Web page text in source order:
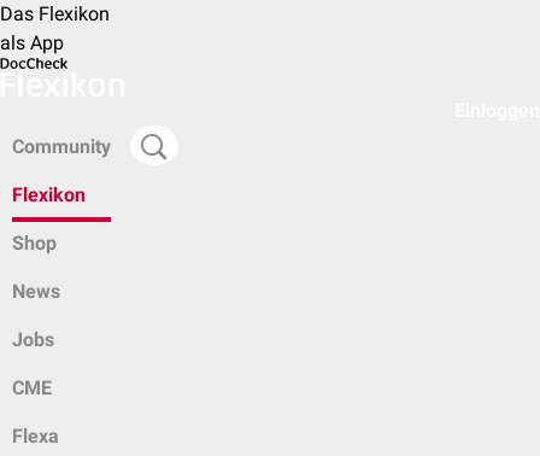
Das Flexikon
als App
Community
Flexikon
Shop
News
Jobs
CME
Flexa